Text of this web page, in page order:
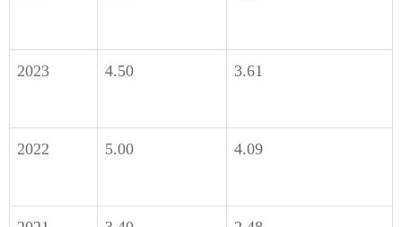
2023 4.50 3.61
2022 5.00 4.09